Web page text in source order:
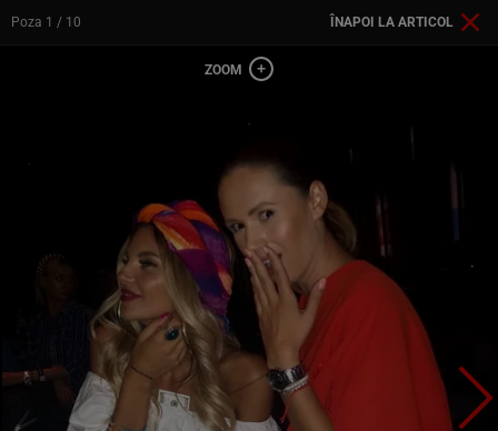
Poza 1 / 10 ÎNAPOI LA ARTICOL